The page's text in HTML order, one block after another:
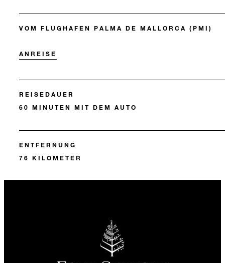
VOM FLUGHAFEN PALMA DE MALLORCA (PMI)
ANREISE
REISEDAUER
60 MINUTEN MIT DEM AUTO
ENTFERNUNG
76 KILOMETER